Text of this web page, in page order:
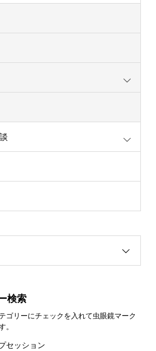
検索
ゴリーにチェックを入れて虫眼鏡マーク
セッション